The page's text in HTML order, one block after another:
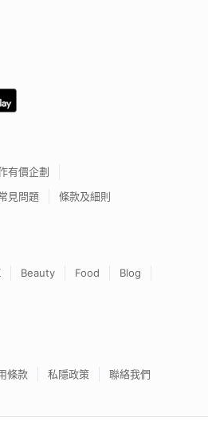
有價企劃
見問題 條款及細則
Beauty Food
Blog
條款 私隱政策 聯絡我們